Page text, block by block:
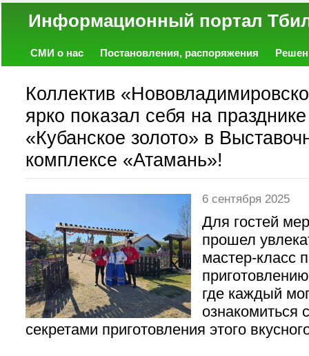
Информационный
СМИ о нас Постановления, распоряжения
Коллектив
ярко показал себя на
«Кубанское золото» в
комплексе «Атамань»!
6 сентября 2025
Для гостей
прошел
мастер-класс
где каждый
ознакомиться с
секретами приготовления этого